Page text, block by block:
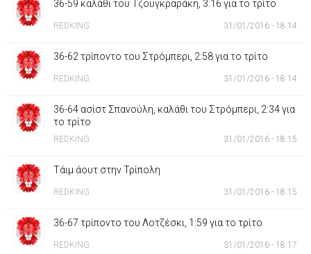
36-59 καλάθι του Τζουγκραράκη, 3:16 για το τρίτο
REDKING 31/01/2016 - 18:14
36-62 τρίποντο του Στρόμπερι, 2:58 για το τρίτο
REDKING 31/01/2016 - 18:14
36-64 ασίστ Σπανούλη, καλάθι του Στρόμπερι, 2:34 για
το τρίτο
REDKING 31/01/2016 - 18:15
Τάιμ άουτ στην Τρίπολη
REDKING 31/01/2016 - 18:15
36-67 τρίποντο του Λοτζέσκι, 1:59 για το τρίτο
REDKING 31/01/2016 - 18:17